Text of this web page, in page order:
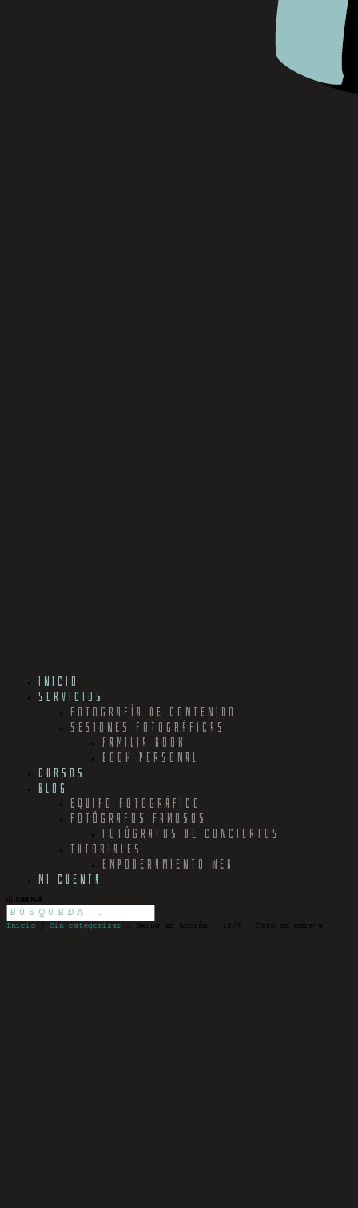
INICIO
SERVICIOS
FOTOGRAFÍA DE CONTENIDO
SESIONES FOTOGRÁFICAS
FAMILIA BOOK
BOOK PERSONAL
CURSOS
BLOG
EQUIPO FOTOGRÁFICO
FOTÓGRAFOS FAMOSOS
FOTÓGRAFOS DE CONCIERTOS
TUTORIALES
EMPODERAMIENTO WEB
MI CUENTA
Seleccionar página
Inicio Sin categorizar / Swing en acción – 18/7 – Foto en pareja